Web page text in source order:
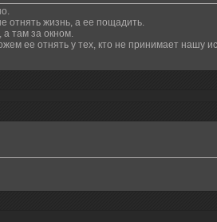
отнять жизнь, а ее пощадить.
а там за окном.
ее отнять у тех, кто не принимает нашу